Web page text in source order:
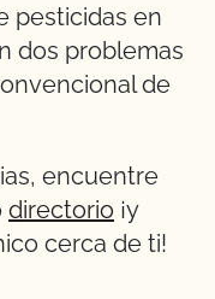
pesticidas en
dos problemas
de
encuentre
directorio ¡y
cerca de ti!